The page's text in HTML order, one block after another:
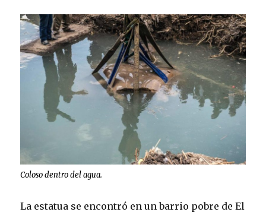
Coloso dentro del agua.
La estatua se encontró en un barrio pobre de El